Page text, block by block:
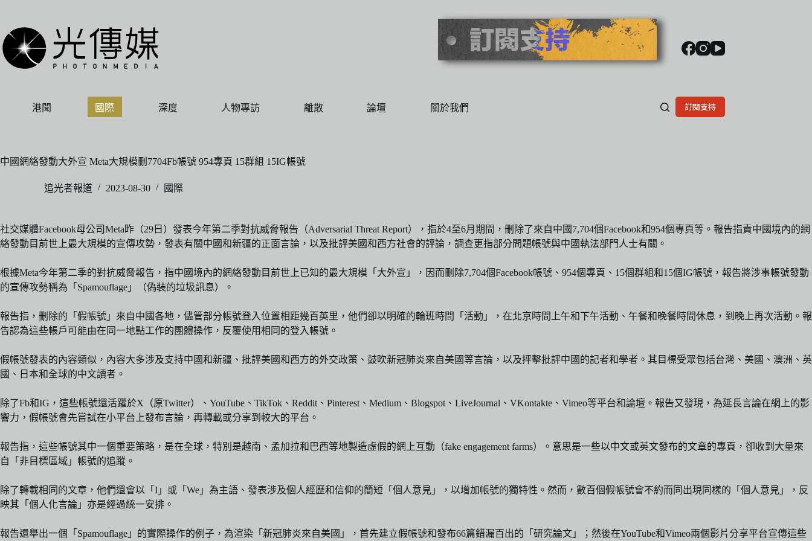
主
要
內
港聞 國際 深度 人物專訪 離散 論壇 關於我們 訂閱支持
中國網絡發動大外宣 Meta大規模刪7704Fb帳號 954專頁 15群組 15IG帳號
追光者報道 2023-08-30 國際
社交媒體Facebook母公司Meta昨（29日）發表今年第二季對抗威脅報告（Adversarial Threat Report），指於4至6月期間，刪除了來自中國7,704個Facebook和954個專頁等。報告指責中國境內的網
絡發動目前世上最大規模的宣傳攻勢，發表有關中國和新疆的正面言論，以及批評美國和西方社會的評論，調查更指部分問題帳號與中國執法部門人士有關。
根據Meta今年第二季的對抗威脅報告，指中國境內的網絡發動目前世上已知的最大規模「大外宣」，因而刪除7,704個Facebook帳號、954個專頁、15個群組和15個IG帳號，報告將涉事帳號發動
的宣傳攻勢稱為「Spamouflage」（偽裝的垃圾訊息）。
報告指，刪除的「假帳號」來自中國各地，儘管部分帳號登入位置相距幾百英里，他們卻以明確的輪班時間「活動」，在北京時間上午和下午活動、午餐和晚餐時間休息，到晚上再次活動。報
告認為這些帳戶可能由在同一地點工作的團體操作，反覆使用相同的登入帳號。
假帳號發表的內容類似，內容大多涉及支持中國和新疆、批評美國和西方的外交政策、鼓吹新冠肺炎來自美國等言論，以及抨擊批評中國的記者和學者。其目標受眾包括台灣、美國、澳洲、英
國、日本和全球的中文讀者。
除了Fb和IG，這些帳號還活躍於X（原Twitter）、YouTube、TikTok、Reddit、Pinterest、Medium、Blogspot、LiveJournal、VKontakte、Vimeo等平台和論壇。報告又發現，為延長言論在網上的影
響力，假帳號會先嘗試在小平台上發布言論，再轉載或分享到較大的平台。
報告指，這些帳號其中一個重要策略，是在全球，特別是越南、孟加拉和巴西等地製造虛假的網上互動（fake engagement farms）。意思是一些以中文或英文發布的文章的專頁，卻收到大量來
自「非目標區域」帳號的追蹤。
除了轉載相同的文章，他們還會以「I」或「We」為主語、發表涉及個人經歷和信仰的簡短「個人意見」，以增加帳號的獨特性。然而，數百個假帳號會不約而同出現同樣的「個人意見」，反
映其「個人化言論」亦是經過統一安排。
報告還舉出一個「Spamouflage」的實際操作的例子，為渲染「新冠肺炎來自美國」，首先建立假帳號和發布66篇錯漏百出的「研究論文」；然後在YouTube和Vimeo兩個影片分享平台宣傳這些